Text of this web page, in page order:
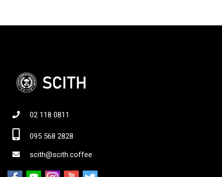
02 118 0811
095 568 2828
scith@scith.coffee